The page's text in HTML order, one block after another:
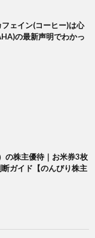
フェイン(コーヒー)は心
の最新声明でわかっ
の株主優待｜お米券3枚
ガイド【のんびり株主